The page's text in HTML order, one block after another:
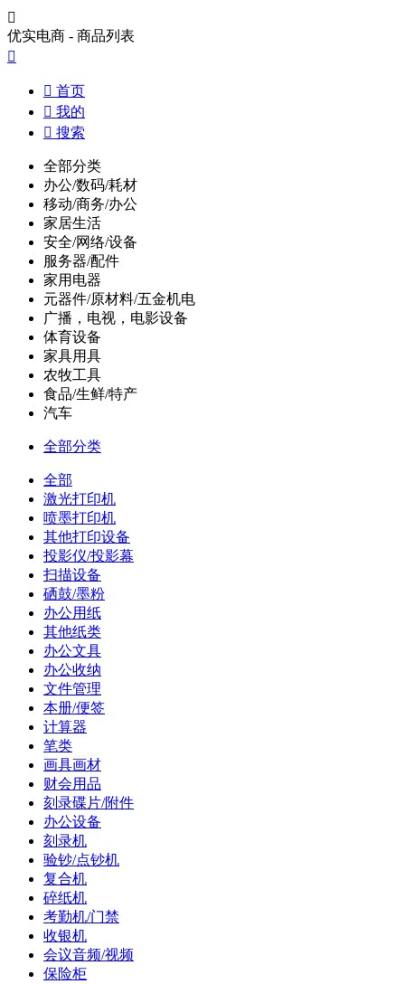

优实电商 - 商品列表

 首页
 我的
 搜索
全部分类
办公/数码/耗材
移动/商务/办公
家居生活
安全/网络/设备
服务器/配件
家用电器
元器件/原材料/五金机电
广播，电视，电影设备
体育设备
家具用具
农牧工具
食品/生鲜/特产
汽车
全部分类
全部
激光打印机
喷墨打印机
其他打印设备
投影仪/投影幕
扫描设备
硒鼓/墨粉
办公用纸
其他纸类
办公文具
办公收纳
文件管理
本册/便签
计算器
笔类
画具画材
财会用品
刻录碟片/附件
办公设备
刻录机
验钞/点钞机
复合机
碎纸机
考勤机/门禁
收银机
会议音频/视频
保险柜